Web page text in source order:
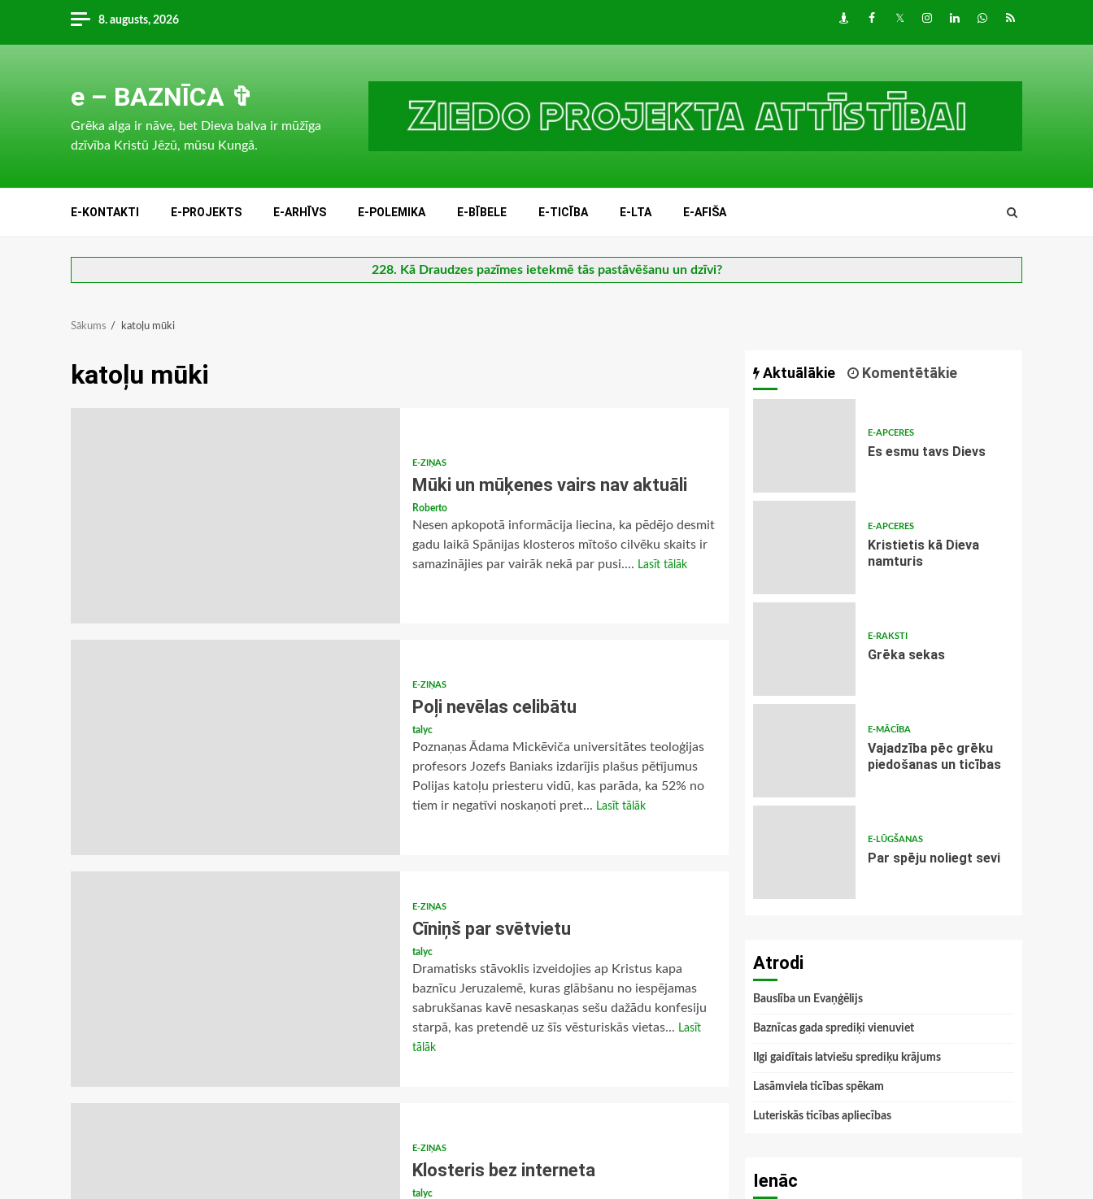
content
8. augusts, 2026 DraugiemFacebook
TwitterInstagram
LinkedInwhatsapp
RSS
e – BAZNĪCA ✞
Grēka alga ir nāve, bet Dieva balva ir mūžīga
dzīvība Kristū Jēzū, mūsu Kungā.
E-KONTAKTI E-PROJEKTS E-ARHĪVS E-POLEMIKA E-BĪBELE E-TICĪBA E-LTA E-AFIŠA
228. Kā Draudzes pazīmes ietekmē tās pastāvēšanu un dzīvi?
Sākums katoļu mūki
katoļu mūki
E-ZIŅAS
Mūki un mūķenes vairs nav aktuāli
Roberto
Nesen apkopotā informācija liecina, ka pēdējo desmit
gadu laikā Spānijas klosteros mītošo cilvēku skaits ir
samazinājies par vairāk nekā par pusi.... Lasīt tālāk
E-ZIŅAS
Poļi nevēlas celibātu
talyc
Poznaņas Ādama Mickēviča universitātes teoloģijas
profesors Jozefs Baniaks izdarījis plašus pētījumus
Polijas katoļu priesteru vidū, kas parāda, ka 52% no
tiem ir negatīvi noskaņoti pret... Lasīt tālāk
E-ZIŅAS
Cīniņš par svētvietu
talyc
Dramatisks stāvoklis izveidojies ap Kristus kapa
baznīcu Jeruzalemē, kuras glābšanu no iespējamas
sabrukšanas kavē nesaskaņas sešu dažādu konfesiju
starpā, kas pretendē uz šīs vēsturiskās vietas... Lasīt
tālāk
E-ZIŅAS
Klosteris bez interneta
talyc
Aktuālākie Komentētākie
E-APCERES
Es esmu tavs Dievs
E-APCERES
Kristietis kā Dieva
namturis
E-RAKSTI
Grēka sekas
E-MĀCĪBA
Vajadzība pēc grēku
piedošanas un ticības
E-LŪGŠANAS
Par spēju noliegt sevi
Atrodi
Bauslība un Evaņģēlijs
Baznīcas gada sprediķi vienuviet
Ilgi gaidītais latviešu sprediķu krājums
Lasāmviela ticības spēkam
Luteriskās ticības apliecības
Ienāc